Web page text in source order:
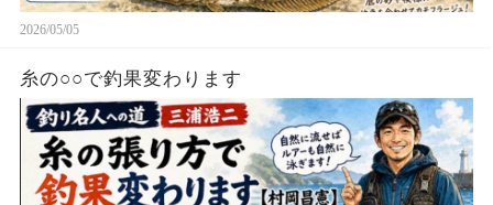
2026/05/05
糸の○○で釣果変わります